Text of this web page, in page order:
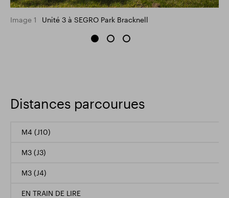
Image 1 Unité 3 à SEGRO Park Bracknell
Distances parcourues
M4 (J10)
M3 (J3)
M3 (J4)
EN TRAIN DE LIRE